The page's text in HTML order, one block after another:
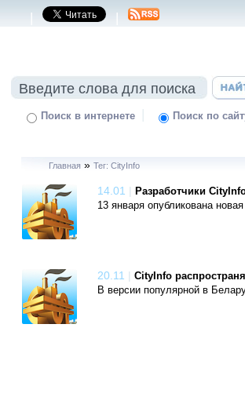
| |
Поиск в интернете | Поиск по
Главная » Тег: CityInfo
14.01 | Разработчики
13 января опубликована
20.11 | CityInfo
В версии популярной в